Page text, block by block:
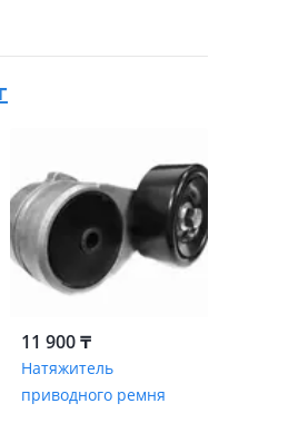
11 900 ₸
Натяжитель
приводного ремня